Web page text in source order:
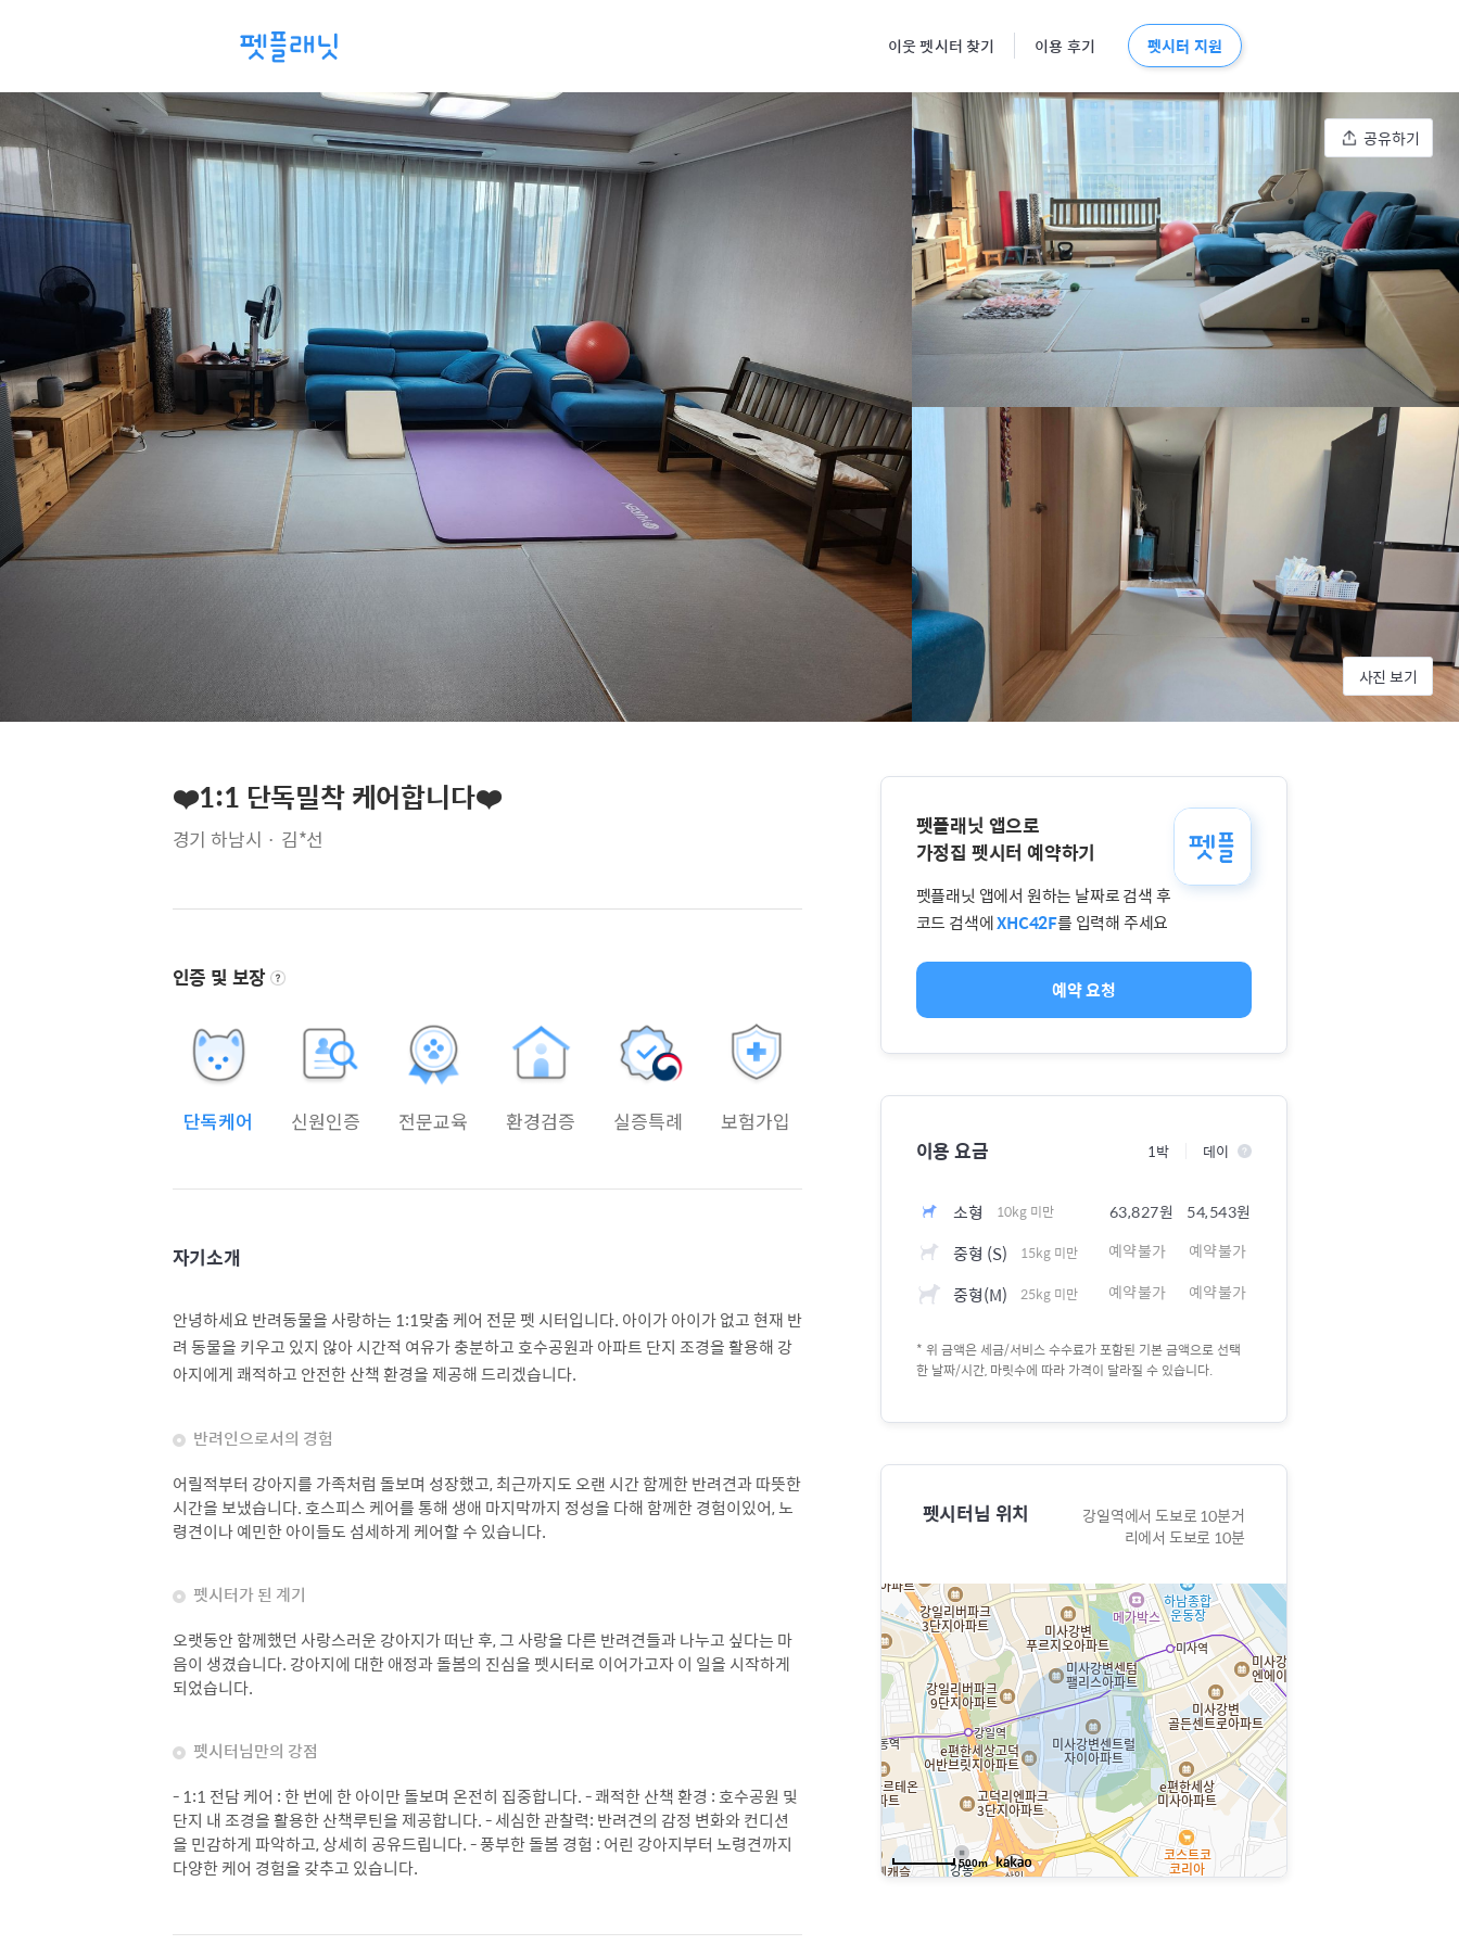
이웃 펫시터 찾기 이용 후기 펫시터 지원
사진 보기
공유하기
❤️1:1 단독밀착 케어합니다❤️
경기 하남시 · 김*선
인증 및 보장
단독케어 신원인증 전문교육 환경검증 실증특례 보험가입
자기소개
안녕하세요 반려동물을 사랑하는 1:1맞춤 케어 전문 펫 시터입니다. 아이가 아이가 없고 현재 반
려 동물을 키우고 있지 않아 시간적 여유가 충분하고 호수공원과 아파트 단지 조경을 활용해 강
아지에게 쾌적하고 안전한 산책 환경을 제공해 드리겠습니다.
반려인으로서의 경험
어릴적부터 강아지를 가족처럼 돌보며 성장했고, 최근까지도 오랜 시간 함께한 반려견과 따뜻한
시간을 보냈습니다. 호스피스 케어를 통해 생애 마지막까지 정성을 다해 함께한 경험이있어, 노
령견이나 예민한 아이들도 섬세하게 케어할 수 있습니다.
펫시터가 된 계기
오랫동안 함께했던 사랑스러운 강아지가 떠난 후, 그 사랑을 다른 반려견들과 나누고 싶다는 마
음이 생겼습니다. 강아지에 대한 애정과 돌봄의 진심을 펫시터로 이어가고자 이 일을 시작하게
되었습니다.
펫시터님만의 강점
- 1:1 전담 케어 : 한 번에 한 아이만 돌보며 온전히 집중합니다. - 쾌적한 산책 환경 : 호수공원 및
단지 내 조경을 활용한 산책루틴을 제공합니다. - 세심한 관찰력: 반려견의 감정 변화와 컨디션
을 민감하게 파악하고, 상세히 공유드립니다. - 풍부한 돌봄 경험 : 어린 강아지부터 노령견까지
다양한 케어 경험을 갖추고 있습니다.
펫플래닛 앱으로
가정집 펫시터 예약하기
펫플래닛 앱에서 원하는 날짜로 검색 후
코드 검색에XHC42F를 입력해 주세요
예약 요청
이용 요금 1박 데이
소형 10kg 미만 63,827원 54,543원
중형 (S) 15kg 미만 예약불가 예약불가
중형(M) 25kg 미만 예약불가 예약불가
* 위 금액은 세금/서비스 수수료가 포함된 기본 금액으로 선택
한 날짜/시간, 마릿수에 따라 가격이 달라질 수 있습니다.
펫시터님 위치
강일역에서 도보로 10분거
리에서 도보로 10분
500m